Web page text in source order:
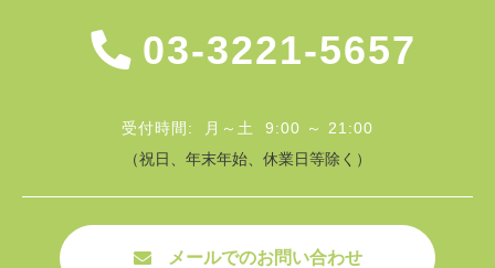
03-3221-5657
受付時間: 月～土 9:00 ～ 21:00
（祝日、年末年始、休業日等除く）
メールでのお問い合わせ